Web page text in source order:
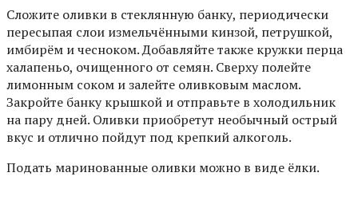
Сложите оливки в стеклянную банку, периодически
пересыпая слои измельчёнными кинзой, петрушкой,
имбирём и чесноком. Добавляйте также кружки перца
халапеньо, очищенного от семян. Сверху полейте
лимонным соком и залейте оливковым маслом.
Закройте банку крышкой и отправьте в холодильник
на пару дней. Оливки приобретут необычный острый
вкус и отлично пойдут под крепкий алкоголь.
Подать маринованные оливки можно в виде ёлки.